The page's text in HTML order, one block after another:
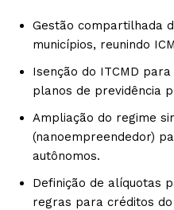
Gestão compartilhada
municípios, reunindo
Isenção do ITCMD
planos de previdência
Ampliação do regime
(nanoempreendedor)
autônomos.
Definição de alíquotas
regras para créditos do